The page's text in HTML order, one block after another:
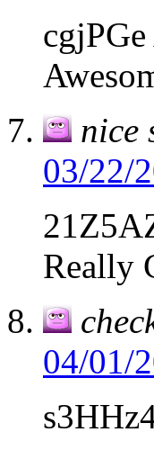
nice
03/22/
Really
04/01/